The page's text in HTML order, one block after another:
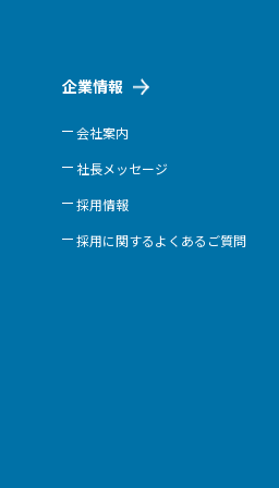
企業情報
会社案内
社長メッセージ
採用情報
採用に関するよくあるご質問